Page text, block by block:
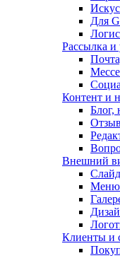
Для
Рассылка и
Контент и
Блог,
Внешний
Меню
Клиенты и